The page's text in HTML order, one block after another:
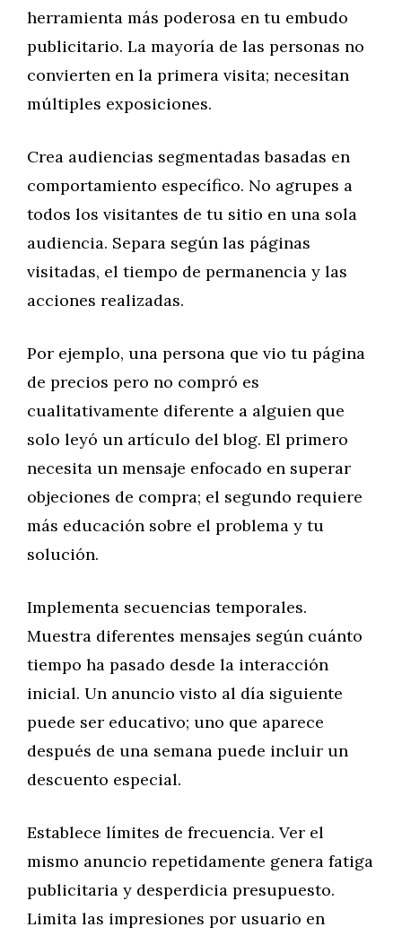
herramienta más poderosa en tu embudo
publicitario. La mayoría de las personas no
convierten en la primera visita; necesitan
múltiples exposiciones.
Crea audiencias segmentadas basadas en
comportamiento específico. No agrupes a
todos los visitantes de tu sitio en una sola
audiencia. Separa según las páginas
visitadas, el tiempo de permanencia y las
acciones realizadas.
Por ejemplo, una persona que vio tu página
de precios pero no compró es
cualitativamente diferente a alguien que
solo leyó un artículo del blog. El primero
necesita un mensaje enfocado en superar
objeciones de compra; el segundo requiere
más educación sobre el problema y tu
solución.
Implementa secuencias temporales.
Muestra diferentes mensajes según cuánto
tiempo ha pasado desde la interacción
inicial. Un anuncio visto al día siguiente
puede ser educativo; uno que aparece
después de una semana puede incluir un
descuento especial.
Establece límites de frecuencia. Ver el
mismo anuncio repetidamente genera fatiga
publicitaria y desperdicia presupuesto.
Limita las impresiones por usuario en